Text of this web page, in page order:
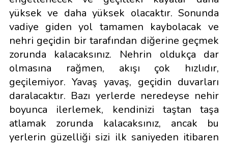
yüksek ve daha yüksek olacaktır. Sonunda
vadiye giden yol tamamen kaybolacak ve
nehri geçidin bir tarafından diğerine geçmek
zorunda kalacaksınız. Nehrin oldukça dar
olmasına rağmen, akışı çok hızlıdır,
geçilemiyor. Yavaş yavaş, geçidin duvarları
daralacaktır. Bazı yerlerde neredeyse nehir
boyunca ilerlemek, kendinizi taştan taşa
atlamak zorunda kalacaksınız, ancak bu
yerlerin güzelliği sizi ilk saniyeden itibaren